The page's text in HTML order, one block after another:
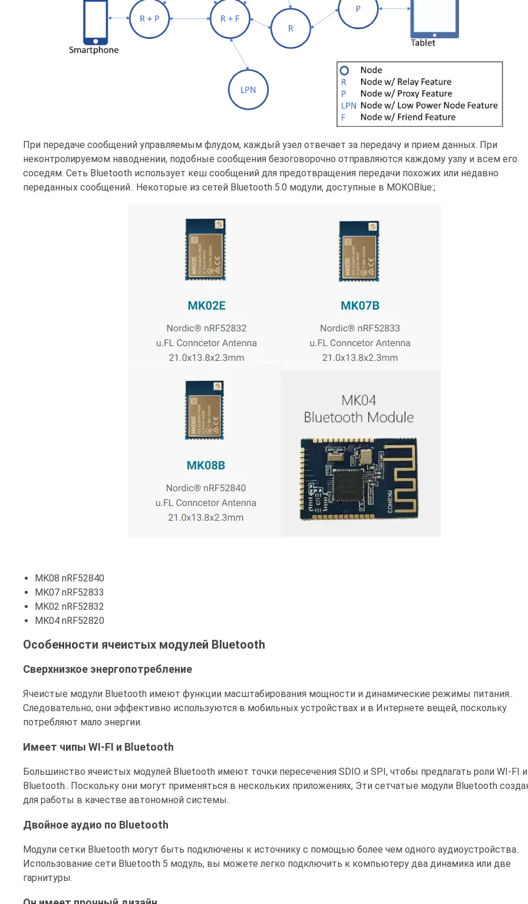
При передаче сообщений управляемым флудом, каждый узел отвечает за передачу и прием данных. При
неконтролируемом наводнении, подобные сообщения безоговорочно отправляются каждому узлу и всем его
соседям. Сеть Bluetooth использует кеш сообщений для предотвращения передачи похожих или недавно
переданных сообщений.. Некоторые из сетей Bluetooth 5.0 модули, доступные в MOKOBlue:;
MK08 nRF52840
MK07 nRF52833
MK02 nRF52832
MK04 nRF52820
Особенности ячеистых модулей Bluetooth
Сверхнизкое энергопотребление
Ячеистые модули Bluetooth имеют функции масштабирования мощности и динамические режимы питания..
Следовательно, они эффективно используются в мобильных устройствах и в Интернете вещей, поскольку
потребляют мало энергии.
Имеет чипы WI-FI и Bluetooth
Большинство ячеистых модулей Bluetooth имеют точки пересечения SDIO и SPI, чтобы предлагать роли WI-FI и
Bluetooth.. Поскольку они могут применяться в нескольких приложениях, Эти сетчатые модули Bluetooth
для работы в качестве автономной системы..
Двойное аудио по Bluetooth
Модули сетки Bluetooth могут быть подключены к источнику с помощью более чем одного аудиоустройства..
Использование сети Bluetooth 5 модуль, вы можете легко подключить к компьютеру два динамика или две
гарнитуры.